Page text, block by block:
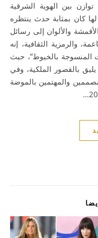
بين الهوية الشرقية
كان بمثابة حدث ينتظره
والألوان إلى رسائل
والرمزية الثقافية، إنه
المنسوجة بالخيوط”، حيث
بالقصور الملكية، وفي
والمهتمين بالموضة